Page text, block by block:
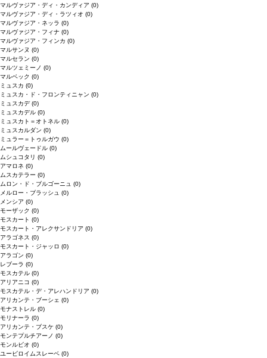
マルヴァジア・ディ・カンディア (0)
マルヴァジア・ディ・ラツィオ (0)
マルヴァジア・ネッラ (0)
マルヴァジア・フィナ (0)
マルヴァジア・フィンカ (0)
マルサンヌ (0)
マルセラン (0)
マルツェミーノ (0)
マルベック (0)
ミュスカ (0)
ミュスカ・ド・フロンティニャン (0)
ミュスカデ(0)
ミュスカデル (0)
ミュスカト＝オトネル (0)
ミュスカルダン (0)
ミュラー＝トゥルガウ (0)
ムールヴェードル (0)
ムシュコタリ (0)
アマロネ (0)
ムスカテラー (0)
ムロン・ド・ブルゴーニュ (0)
メルロー・ブラッシュ (0)
メンシア (0)
モーザック (0)
モスカート (0)
モスカート・アレクサンドリア (0)
アラゴネス (0)
モスカート・ジャッロ (0)
アラゴン (0)
レブーラ (0)
モスカテル (0)
アリアニコ (0)
モスカテル・デ・アレハンドリア (0)
アリカンテ・ブーシェ (0)
モナストレル (0)
モリナーラ (0)
アリカンテ・ブスケ (0)
モンテプルチアーノ (0)
モンルビオ (0)
ユービロイムスレーベ (0)